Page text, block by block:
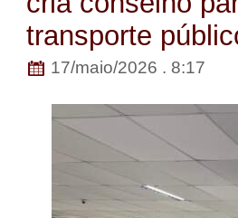
transporte
17/maio/2026 . 8:17